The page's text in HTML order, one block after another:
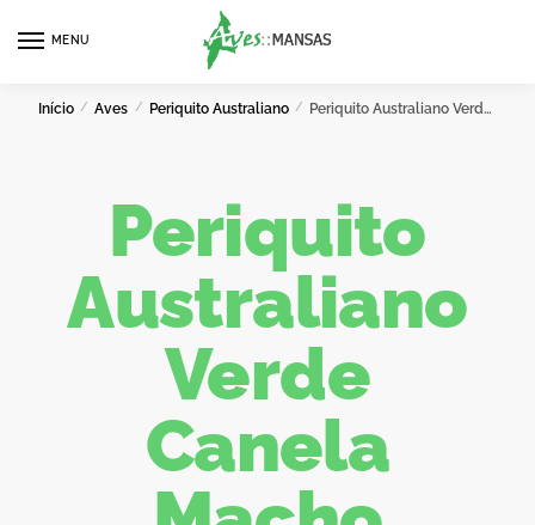
MENU
Início / Aves / Periquito Australiano / Periquito Australiano Verde Canela Macho
Periquito
Australiano
Verde
Canela